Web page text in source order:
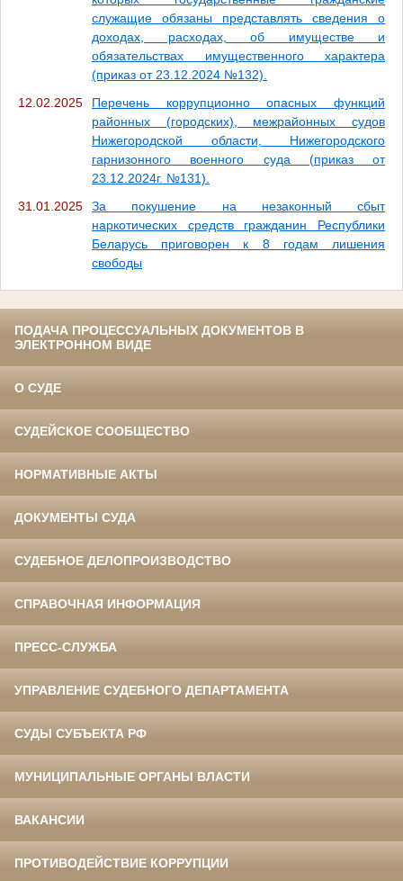
служащие обязаны представлять сведения о
доходах, расходах, об имуществе и
обязательствах имущественного характера
(приказ от 23.12.2024 №132).
12.02.2025
Перечень коррупционно опасных функций
районных (городских), межрайонных судов
Нижегородской области, Нижегородского
гарнизонного военного суда (приказ от
23.12.2024г. №131).
31.01.2025
За покушение на незаконный сбыт
наркотических средств гражданин Республики
Беларусь приговорен к 8 годам лишения
свободы
ПОДАЧА ПРОЦЕССУАЛЬНЫХ ДОКУМЕНТОВ В
ЭЛЕКТРОННОМ ВИДЕ
О СУДЕ
СУДЕЙСКОЕ СООБЩЕСТВО
НОРМАТИВНЫЕ АКТЫ
ДОКУМЕНТЫ СУДА
СУДЕБНОЕ ДЕЛОПРОИЗВОДСТВО
СПРАВОЧНАЯ ИНФОРМАЦИЯ
ПРЕСС-СЛУЖБА
УПРАВЛЕНИЕ СУДЕБНОГО ДЕПАРТАМЕНТА
СУДЫ СУБЪЕКТА РФ
МУНИЦИПАЛЬНЫЕ ОРГАНЫ ВЛАСТИ
ВАКАНСИИ
ПРОТИВОДЕЙСТВИЕ КОРРУПЦИИ